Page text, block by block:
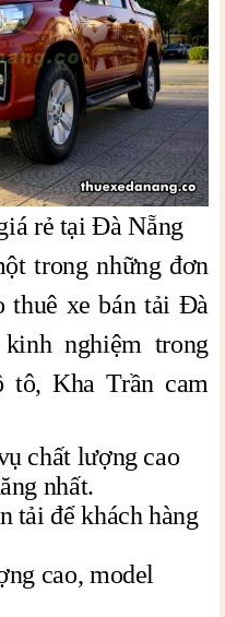
rẻ tại Đà Nẵng
trong những đơn
thuê xe bán tải Đà
nghiệm trong
Kha Trần cam
chất lượng cao
nhất.
tải để khách hàng
cao, model